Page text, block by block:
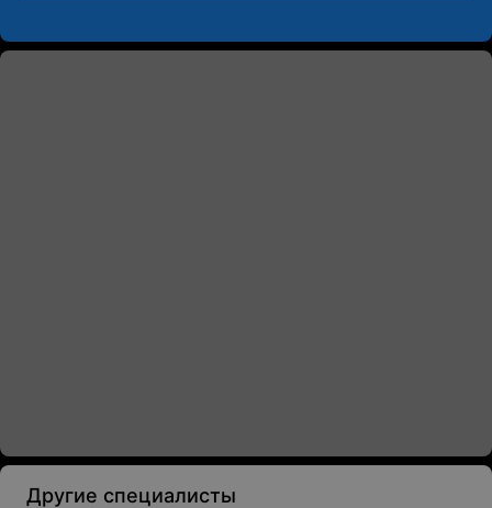
Другие специалисты